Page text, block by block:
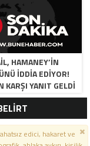
HAMANEY’IN
IDDIA EDIYOR!
KARŞI YANIT GELDI
edici, hakaret ve